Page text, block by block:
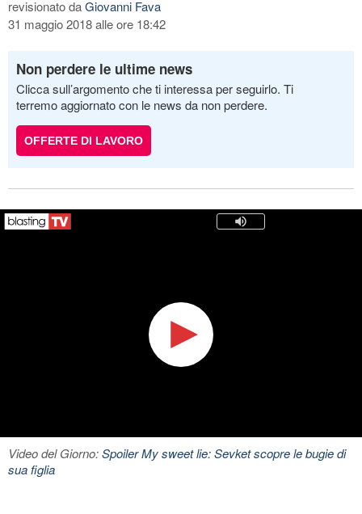
revisionato daGiovanni Fava
31 maggio 2018 alle ore 18:42
Non perdere le ultime news
Clicca sull’argomento che ti interessa per seguirlo. Ti
terremo aggiornato con le news da non perdere.
OFFERTE DI LAVORO
Video del Giorno:Spoiler My sweet lie: Sevket scopre le bugie di
sua figlia